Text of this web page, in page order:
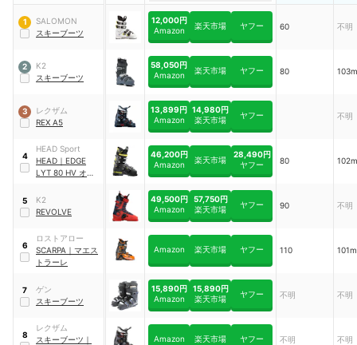
1
SALOMON
スキーブーツ
12,000円
Amazon
楽天市場 ヤフー 60 不明
2
K2
スキーブーツ
58,050円
Amazon
楽天市場 ヤフー 80
3
レクザム
REX A5
13,899円
Amazon
14,980円
楽天市場
ヤフー 不明
4
HEAD Sport
HEAD ｜ EDGE
LYT 80 HV オー
ツ
46,200円
Amazon
楽天市場
28,490円
ヤフー
80
5
K2
REVOLVE
49,500円
Amazon
57,750円
楽天市場
ヤフー 90 不明
6
ロストアロー
SCARPA ｜ マエス
トラーレ
Amazon 楽天市場 ヤフー 110
7
ゲン
スキーブーツ
15,890円
Amazon
15,890円
楽天市場
ヤフー 不明 不明
8
レクザム
スキーブーツ ｜ Amazon 楽天市場 ヤフー 不明 不明